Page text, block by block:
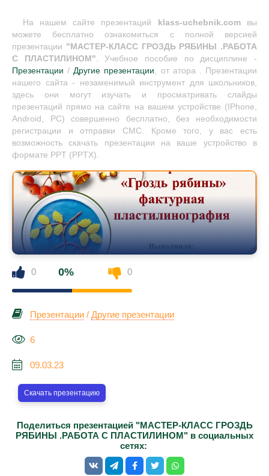
На нашем сайте презентаций klass-uchebnik.comвы
можете бесплатно ознакомиться с полной версией
презентации "МАСТЕР-КЛАСС ГРОЗДЬ РЯБИНЫ .РАБОТА
С ПЛАСТИЛИНОМ". Учебное пособие по дисциплине -
Презентации /Другие презентации, от атора . Презентации
нашего сайта - незаменимый инструмент для школьников,
здесь они могут изучать и просматривать слайды
презентаций прямо на сайте на вашем устройстве (IPhone,
Android, PC) совершенно бесплатно, без необходимости
регистрации и отправки СМС. Кроме того, у вас есть
возможность скачать презентации на ваше устройство в
формате PPT (PPTX).
0 0% 0
Презентации / Другие презентации
6
09.03.23
Скачать презентацию
Поделиться презентацией "МАСТЕР-КЛАСС ГРОЗДЬ
РЯБИНЫ .РАБОТА С ПЛАСТИЛИНОМ" в социальных
сетях: